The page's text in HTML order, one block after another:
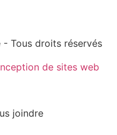
Tous droits réservés
de sites web
joindre